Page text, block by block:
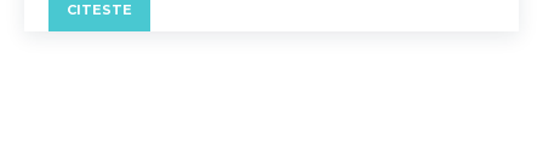
CITESTE